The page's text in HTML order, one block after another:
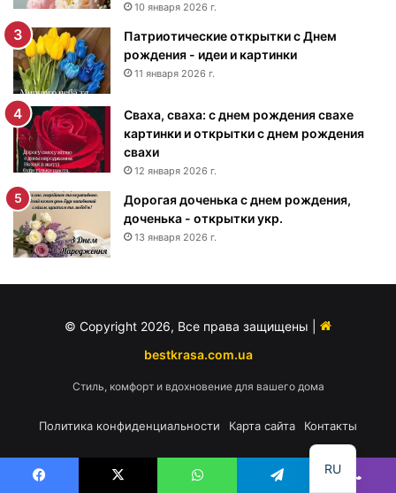
м
р
о
ж
д
е
н
и
я
м
у
ж
ч
и
10 января 2026 г.
Патриотические открытки с Днем
рождения - идеи и картинки
11 января 2026 г.
Сваха, сваха: с днем рождения свахе
картинки и открытки с днем рождения
свахи
12 января 2026 г.
Дорогая доченька с днем рождения,
доченька - открытки укр.
13 января 2026 г.
© Copyright 2026, Все права защищены |
bestkrasa.com.ua
Стиль, комфорт и вдохновение для вашего дома
Политика конфиденциальности Карта сайта Контакты
RU